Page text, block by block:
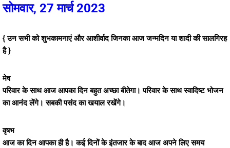
सोमवार, 27 मार्च 2023
{ उन सभी को शुभकामनाएं और आशीर्वाद जिनका आज जन्मदिन या शादी की सालगिरह
है }
मेष
परिवार के साथ आज आपका दिन बहुत अच्छा बीतेगा। परिवार के साथ स्वादिष्ट भोजन
का आनंद लेंगे। सबकी पसंद का खयाल रखेंगे।
वृषभ
आज का दिन आपका ही है। कई दिनों के इंतजार के बाद आज अपने लिए समय